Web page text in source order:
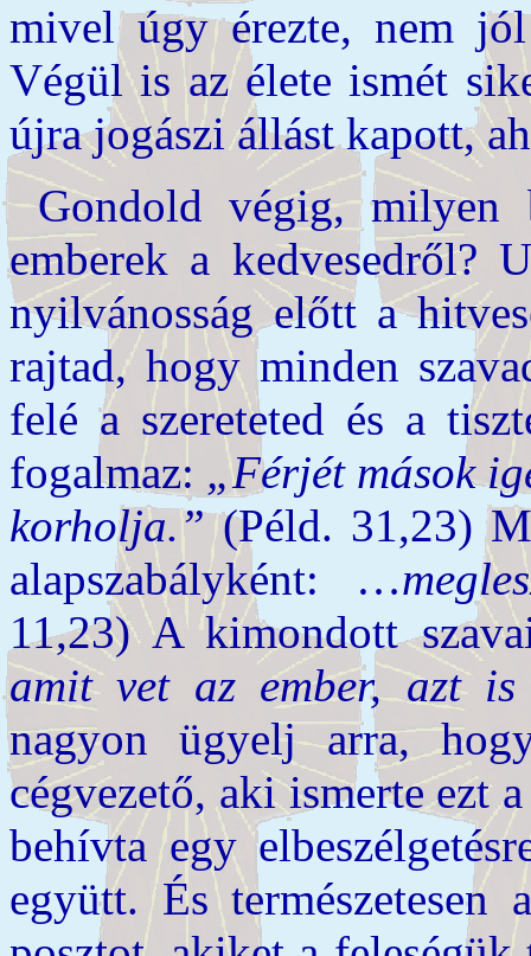
mivel úgy érezte, nem
Végül is az élete ismét
újra jogászi állást kapott,
Gondold végig, milyen
emberek a kedvesedről?
nyilvánosság előtt a
rajtad, hogy minden
felé a szereteted és a
fogalmaz: „Férjét mások
korholja.”(Péld. 31,23)
alapszabályként: …
11,23) A kimondott
amit vet az ember, azt
nagyon ügyelj arra,
cégvezető, aki ismerte ezt
behívta egy
együtt. És